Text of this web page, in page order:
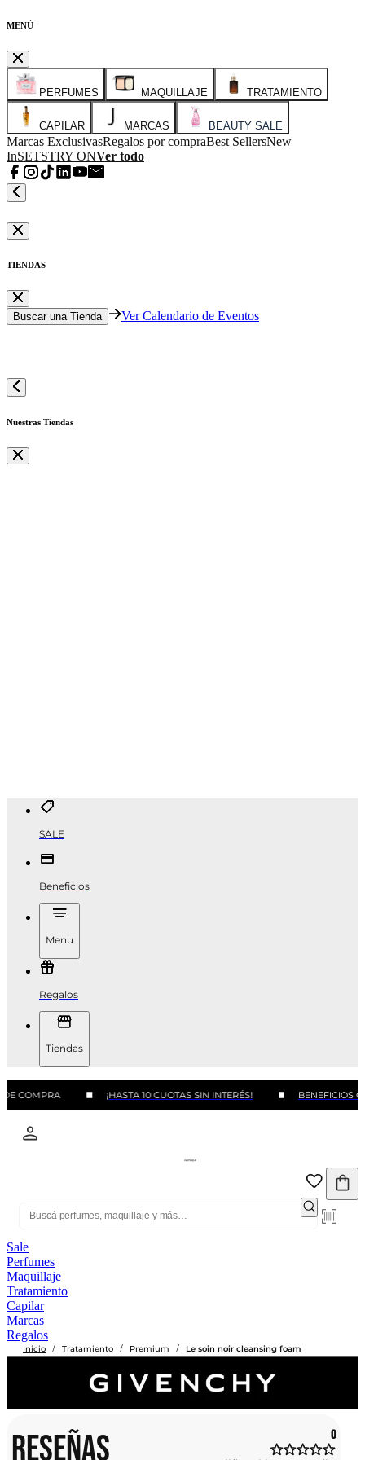
MENÚ
PERFUMES MAQUILLAJE TRATAMIENTO
CAPILAR MARCAS BEAUTY SALE
Marcas ExclusivasRegalos por compraBest SellersNew
InSETSTRY ONVer todo
TIENDAS
Buscar una Tienda Ver Calendario de Eventos
Nuestras Tiendas
SALE
Beneficios
Menu
Regalos
Tiendas
COMPRA ¡HASTA 10 CUOTAS SIN INTERÉS! BENEFICIOS
Sale
Perfumes
Maquillaje
Tratamiento
Capilar
Marcas
Regalos
Inicio / Tratamiento / Premium / Le soin noir cleansing foam
RESEÑAS 0